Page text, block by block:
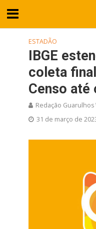
ESTADÃO
IBGE
coleta
Censo até
Redação Guarulhos
31 de março de